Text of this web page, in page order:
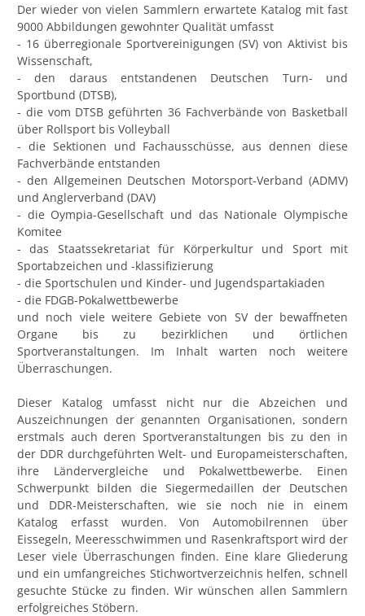
Der wieder von vielen Sammlern erwartete Katalog mit fast
9000 Abbildungen gewohnter Qualität umfasst
- 16 überregionale Sportvereinigungen (SV) von Aktivist bis
Wissenschaft,
- den daraus entstandenen Deutschen Turn- und
Sportbund (DTSB),
- die vom DTSB geführten 36 Fachverbände von Basketball
über Rollsport bis Volleyball
- die Sektionen und Fachausschüsse, aus dennen diese
Fachverbände entstanden
- den Allgemeinen Deutschen Motorsport-Verband (ADMV)
und Anglerverband (DAV)
- die Oympia-Gesellschaft und das Nationale Olympische
Komitee
- das Staatssekretariat für Körperkultur und Sport mit
Sportabzeichen und -klassifizierung
- die Sportschulen und Kinder- und Jugendspartakiaden
- die FDGB-Pokalwettbewerbe
und noch viele weitere Gebiete von SV der bewaffneten
Organe bis zu bezirklichen und örtlichen
Sportveranstaltungen. Im Inhalt warten noch weitere
Überraschungen.
Dieser Katalog umfasst nicht nur die Abzeichen und
Auszeichnungen der genannten Organisationen, sondern
erstmals auch deren Sportveranstaltungen bis zu den in
der DDR durchgeführten Welt- und Europameisterschaften,
ihre Ländervergleiche und Pokalwettbewerbe. Einen
Schwerpunkt bilden die Siegermedaillen der Deutschen
und DDR-Meisterschaften, wie sie noch nie in einem
Katalog erfasst wurden. Von Automobilrennen über
Eissegeln, Meeresschwimmen und Rasenkraftsport wird der
Leser viele Überraschungen finden. Eine klare Gliederung
und ein umfangreiches Stichwortverzeichnis helfen, schnell
gesuchte Stücke zu finden. Wir wünschen allen Sammlern
erfolgreiches Stöbern.